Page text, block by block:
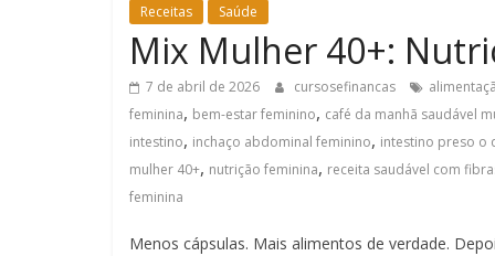
Receitas Saúde
Mix Mulher 40+:
7 de abril de 2026 cursosefinancas
feminina, bem-estar feminino, café da manhã saudável
intestino, inchaço abdominal feminino, intestino preso o
mulher 40+, nutrição feminina, receita saudável com
feminina
Menos cápsulas. Mais alimentos de verdade.